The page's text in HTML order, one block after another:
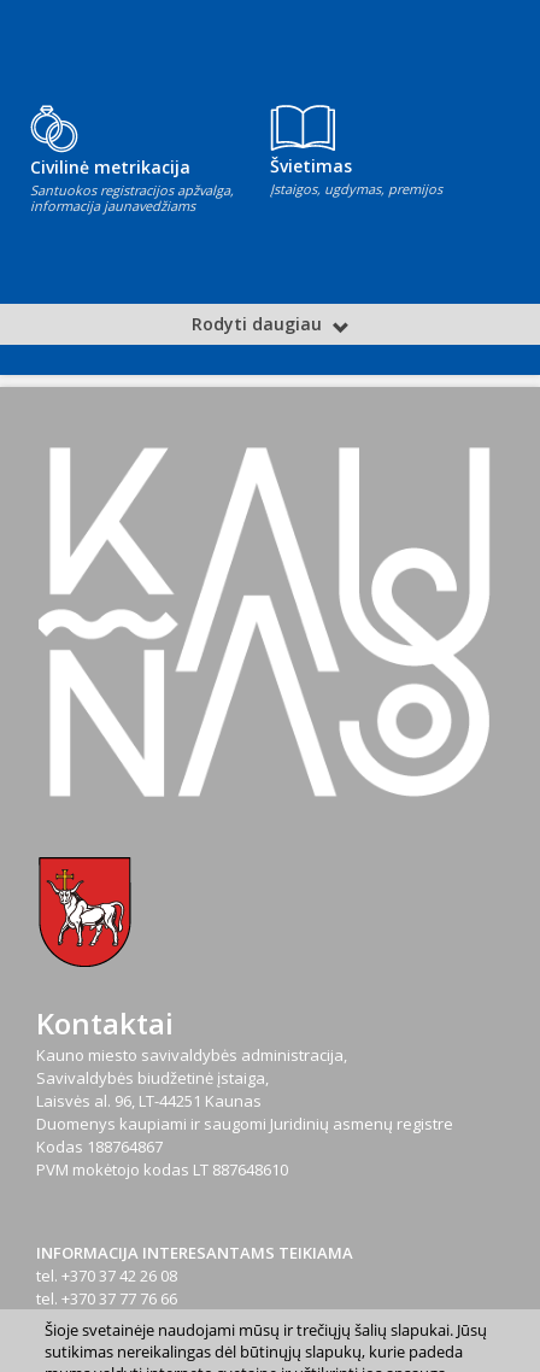
Civilinė metrikacija
Santuokos registracijos apžvalga,
informacija jaunavedžiams
Švietimas
Įstaigos, ugdymas, premijos
Rodyti daugiau
Kontaktai
Kauno miesto savivaldybės administracija,
Savivaldybės biudžetinė įstaiga,
Laisvės al. 96, LT-44251 Kaunas
Duomenys kaupiami ir saugomi Juridinių asmenų registre
Kodas 188764867
PVM mokėtojo kodas LT 887648610
INFORMACIJA INTERESANTAMS TEIKIAMA
tel. +370 37 42 26 08
tel. +370 37 77 76 66
tel. +370 660 07000
el. p.info@kaunas.lt
Šioje svetainėje naudojami mūsų ir trečiųjų šalių slapukai. Jūsų
sutikimas nereikalingas dėl būtinųjų slapukų, kurie padeda